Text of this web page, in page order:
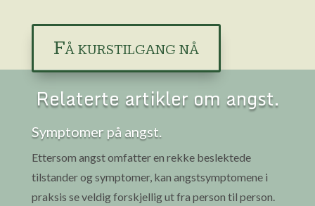
Få kurstilgang nå
Relaterte artikler om angst.
Symptomer på angst.
Ettersom angst omfatter en rekke beslektede
tilstander og symptomer, kan angstsymptomene i
praksis se veldig forskjellig ut fra person til person.